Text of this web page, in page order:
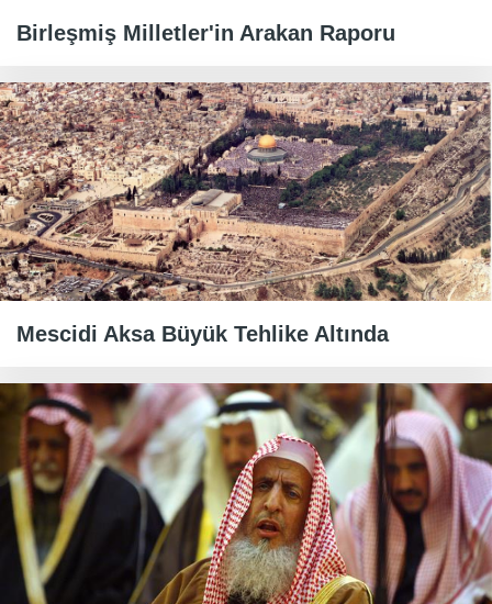
Birleşmiş Milletler'in Arakan Raporu
Mescidi Aksa Büyük Tehlike Altında